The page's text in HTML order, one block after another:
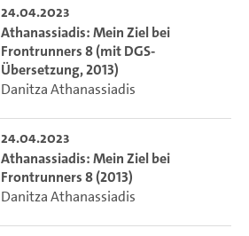
24.04.2023
Athanassiadis: Mein Ziel bei
Frontrunners 8 (mit DGS-
Übersetzung, 2013)
Danitza Athanassiadis
24.04.2023
Athanassiadis: Mein Ziel bei
Frontrunners 8 (2013)
Danitza Athanassiadis